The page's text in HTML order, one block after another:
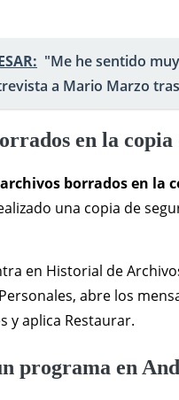
"Me he sentido
a Mario Marzo
en la copia
borrados en la
una copia de
en Historial de
abre los
y aplica Restaurar.
programa en